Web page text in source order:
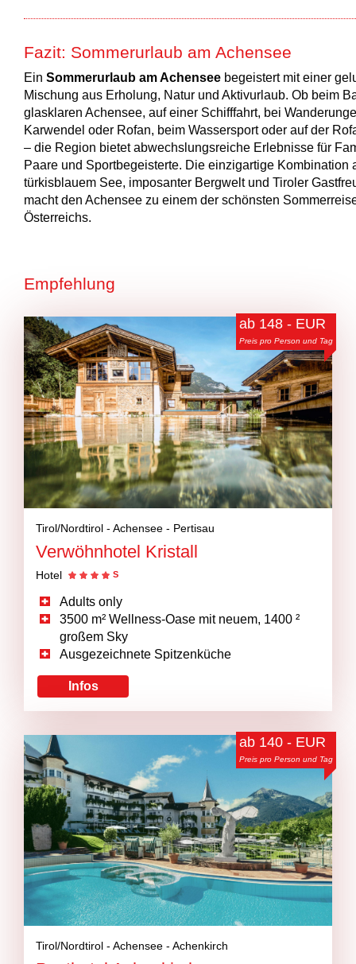
Fazit: Sommerurlaub am Achensee
Ein Sommerurlaub am Achensee begeistert mit einer
Mischung aus Erholung, Natur und Aktivurlaub. Ob beim
glasklaren Achensee, auf einer Schifffahrt, bei
Karwendel oder Rofan, beim Wassersport oder auf der
– die Region bietet abwechslungsreiche Erlebnisse für
Paare und Sportbegeisterte. Die einzigartige Kombination
türkisblauem See, imposanter Bergwelt und Tiroler
macht den Achensee zu einem der schönsten
Österreichs.
Empfehlung
ab 148 - EUR
Preis pro Person und Tag
Tirol/Nordtirol - Achensee - Pertisau
Verwöhnhotel Kristall
Hotel S
Adults only
3500 m² Wellness-Oase mit neuem, 1400 ²
großem Sky
Ausgezeichnete Spitzenküche
Infos
ab 140 - EUR
Preis pro Person und Tag
Tirol/Nordtirol - Achensee - Achenkirch